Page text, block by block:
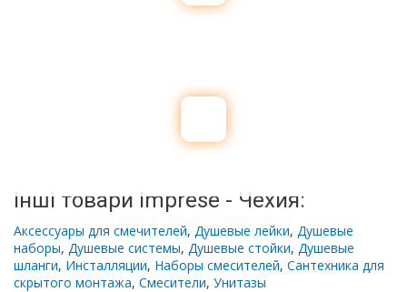
Інші товари Imprese - Чехия:
Аксессуары для смечителей, Душевые лейки, Душевые
наборы, Душевые системы, Душевые стойки, Душевые
шланги, Инсталляции, Наборы смесителей, Сантехника для
скрытого монтажа, Смесители, Унитазы